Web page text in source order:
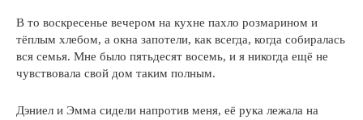
В то воскресенье вечером на кухне пахло розмарином и
тёплым хлебом, а окна запотели, как всегда, когда собиралась
вся семья. Мне было пятьдесят восемь, и я никогда ещё не
чувствовала свой дом таким полным.
Дэниел и Эмма сидели напротив меня, её рука лежала на